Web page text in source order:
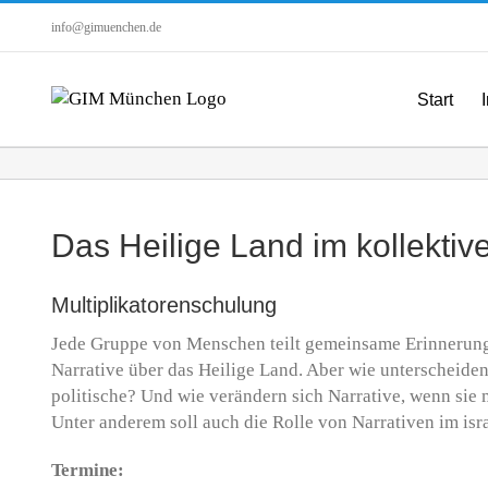
info@gimuenchen.de
Start
Das Heilige Land im
Multiplikatorenschulung
Jede Gruppe von Menschen teilt gemeinsame
Narrative über das Heilige Land. Aber wie
politische? Und wie verändern sich Narrative, wenn
Unter anderem soll auch die Rolle von Narrativen im
Termine: